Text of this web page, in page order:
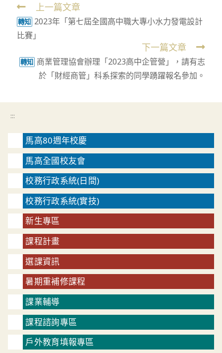
Read
more
articles
上一篇文章
轉知 2023年「第七屆全國高中職大專小水力發電設計
比賽」
下一篇文章
轉知 商業管理協會辦理「2023高中企管營」，請有志
於「財經商管」科系探索的同學踴躍報名參加。
:::
馬高80週年校慶
馬高全國校友會
校務行政系統(日間)
校務行政系統(實技)
新生專區
課程計畫
選課資訊
暑期重補修課程
課業輔導
課程諮詢專區
戶外教育填報專區